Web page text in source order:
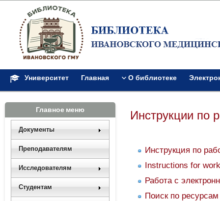
Университет Главная О библиотеке
Главное меню
Документы
Преподавателям
Исследователям
Студентам
Инструкции по
Инструкция по
Instructions for
Работа с
Поиск по